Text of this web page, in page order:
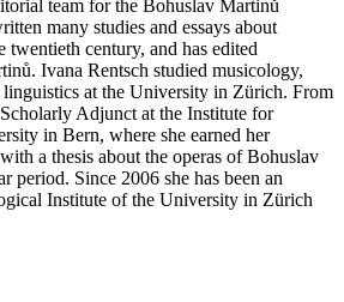
team for the Bohuslav Martinů
many studies and essays about
century, and has edited
Ivana Rentsch studied musicology,
at the University in Zürich. From
Adjunct at the Institute for
in Bern, where she earned her
a thesis about the operas of Bohuslav
period. Since 2006 she has been an
Institute of the University in Zürich